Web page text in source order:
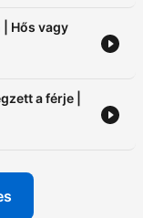
Hős vagy
a férje |